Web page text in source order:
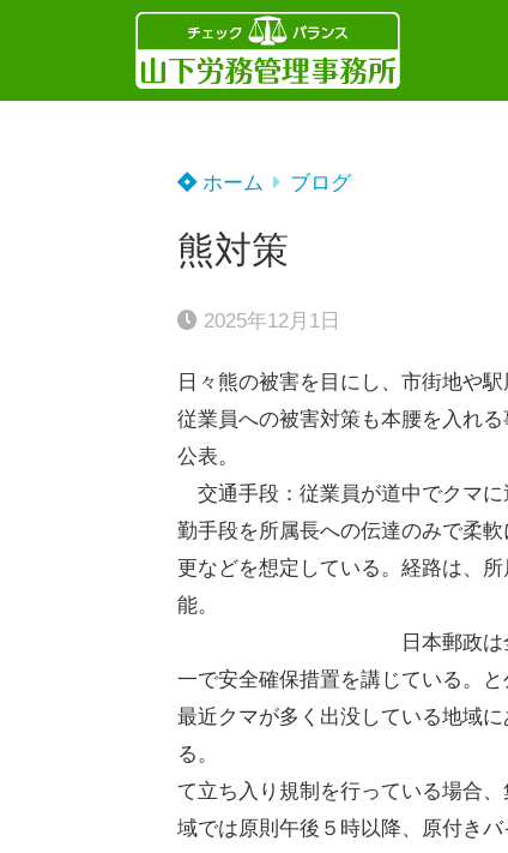
ホーム ブログ
熊対策
2025年12月1日
日々熊の被害を目にし、市街地や
従業員への被害対策も本腰を入れ
公表。
交通手段：従業員が道中でクマに
勤手段を所属長への伝達のみで柔
更などを想定している。経路は、
日本郵政は全国で勤務す
一で安全確保措置を講じている。
最近クマが多く出没している地域に
る。 自治体や
て立ち入り規制を行っている場合
域では原則午後５時以降、原付き